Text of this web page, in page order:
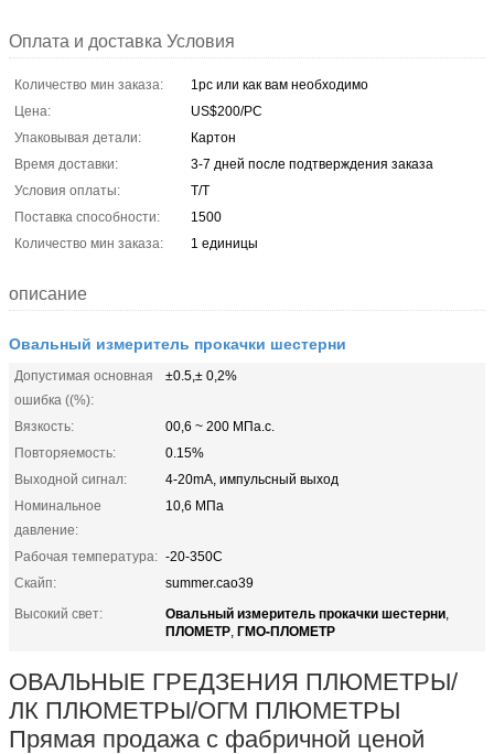
Оплата и доставка Условия
Количество мин заказа:
1pc или как вам необходимо
Цена:
US$200/PC
Упаковывая детали:
Картон
Время доставки:
3-7 дней после подтверждения заказа
Условия оплаты:
T/T
Поставка способности:
1500
Количество мин заказа:
1 единицы
описание
Овальный измеритель прокачки шестерни
Допустимая основная
ошибка ((%):
±0.5,± 0,2%
Вязкость:
00,6 ~ 200 МПа.с.
Повторяемость:
0.15%
Выходной сигнал:
4-20mA, импульсный выход
Номинальное
давление:
10,6 МПа
Рабочая температура: -20-350C
Скайп:
summer.cao39
Высокий свет:
Овальный измеритель прокачки шестерни,
ПЛОМЕТР, ГМО-ПЛОМЕТР
ОВАЛЬНЫЕ ГРЕДЗЕНИЯ ПЛЮМЕТРЫ/
ЛК ПЛЮМЕТРЫ/ОГМ ПЛЮМЕТРЫ
Прямая продажа с фабричной ценой